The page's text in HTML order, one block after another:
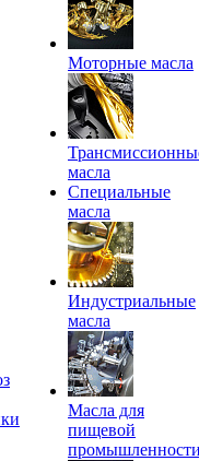
Моторные масла
масла
Специальные
масла
Индустриальные
масла
Масла для
пищевой